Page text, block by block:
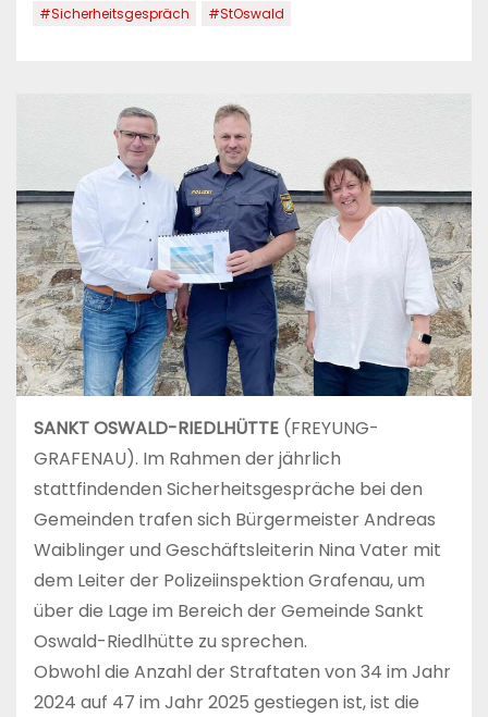
#Sicherheitsgespräch
#StOswald
SANKT OSWALD-RIEDLHÜTTE (FREYUNG-
GRAFENAU). Im Rahmen der jährlich
stattfindenden Sicherheitsgespräche bei den
Gemeinden trafen sich Bürgermeister Andreas
Waiblinger und Geschäftsleiterin Nina Vater mit
dem Leiter der Polizeiinspektion Grafenau, um
über die Lage im Bereich der Gemeinde Sankt
Oswald-Riedlhütte zu sprechen.
Obwohl die Anzahl der Straftaten von 34 im Jahr
2024 auf 47 im Jahr 2025 gestiegen ist, ist die